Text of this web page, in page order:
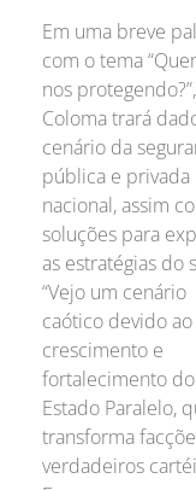
Em uma breve
com o tema
nos protegendo?”,
Coloma trará
cenário da
pública e privada
nacional, assim
soluções para
as estratégias do
“Vejo um cenário
caótico devido ao
crescimento e
fortalecimento do
Estado Paralelo,
transforma
verdadeiros